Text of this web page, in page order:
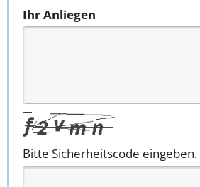
Ihr Anliegen
Bitte Sicherheitscode eingeben.